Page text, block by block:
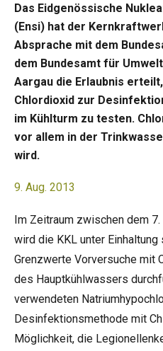
Das Eidgenössische
(Ensi) hat der
Absprache mit dem
dem Bundesamt für
Aargau die Erlaubnis
Chlordioxid zur
im Kühlturm zu testen.
vor allem in der
wird.
9. Aug. 2013
Im Zeitraum zwischen dem
wird die KKL unter
Grenzwerte Vorversuche mit
des Hauptkühlwassers
verwendeten
Desinfektionsmethode mit
Möglichkeit, die